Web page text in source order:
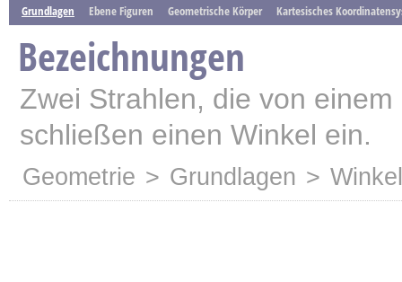
Grundlagen Ebene Figuren Geometrische Körper Kartesisches
Bezeichnungen
Zwei Strahlen, die von
schließen einen Winkel ein.
Geometrie > Grundlagen > Winkel